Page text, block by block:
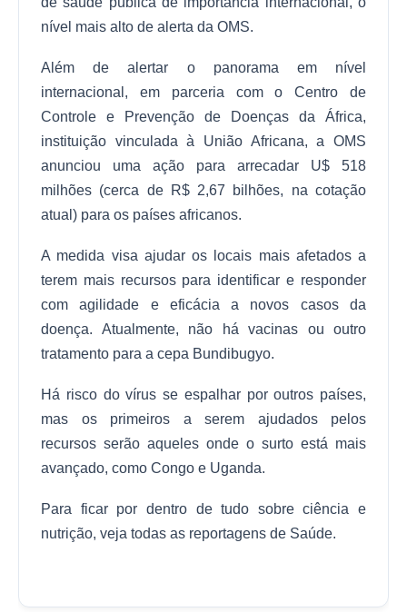
nível mais alto de alerta da OMS.
Além de alertar o panorama em nível
internacional, em parceria com o Centro de
Controle e Prevenção de Doenças da África,
instituição vinculada à União Africana, a OMS
anunciou uma ação para arrecadar U$ 518
milhões (cerca de R$ 2,67 bilhões, na cotação
atual) para os países africanos.
A medida visa ajudar os locais mais afetados a
terem mais recursos para identificar e responder
com agilidade e eficácia a novos casos da
doença. Atualmente, não há vacinas ou outro
tratamento para a cepa Bundibugyo.
Há risco do vírus se espalhar por outros países,
mas os primeiros a serem ajudados pelos
recursos serão aqueles onde o surto está mais
avançado, como Congo e Uganda.
Para ficar por dentro de tudo sobre ciência e
nutrição, veja todas as reportagens de Saúde.